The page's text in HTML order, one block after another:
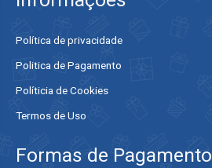
Política de privacidade
Politica de Pagamento
Políticia de Cookies
Termos de Uso
Formas de Pagamento